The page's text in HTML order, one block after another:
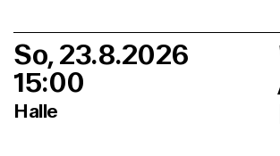
So, 23.8.2026
15:00
Halle